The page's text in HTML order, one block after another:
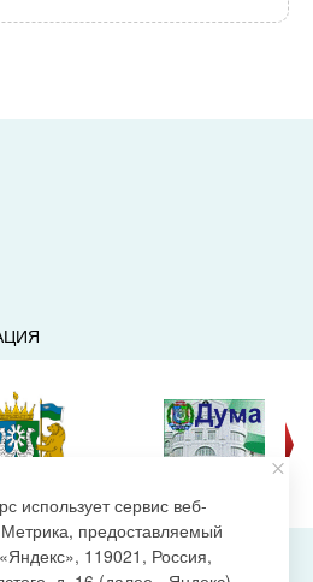
использует сервис веб-
предоставляемый
119021, Россия,